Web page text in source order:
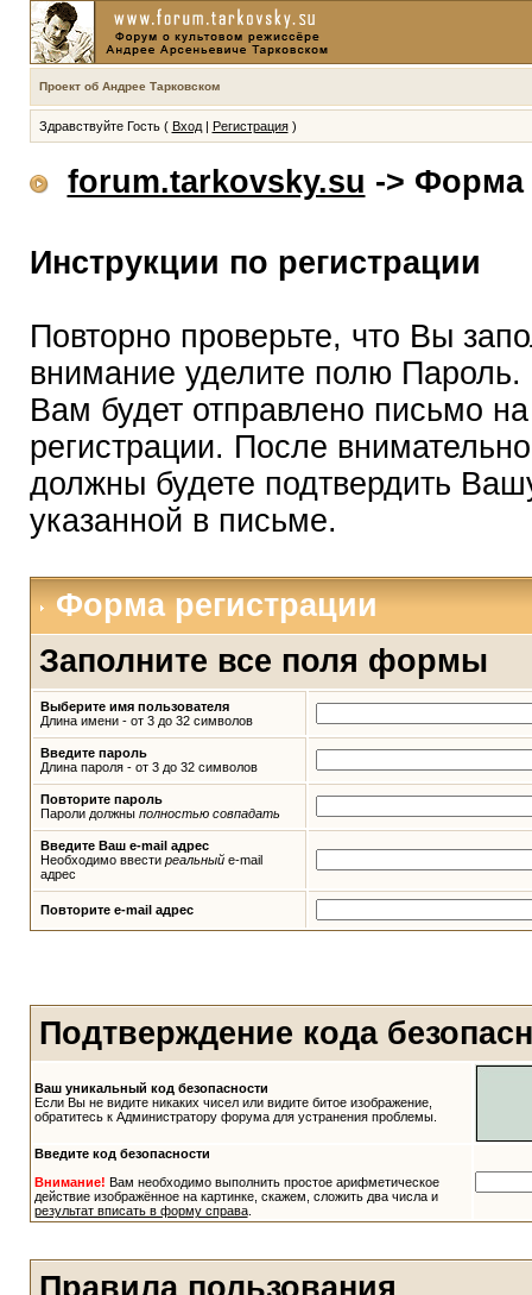
Проект об Андрее Тарковском
Здравствуйте Гость ( Вход| Регистрация)
forum.tarkovsky.su -> Форма
Инструкции по регистрации
Повторно проверьте, что Вы
внимание уделите полю Пароль.
Вам будет отправлено письмо
регистрации. После
должны будете подтвердить
указанной в письме.
Форма регистрации
Заполните все поля формы
Выберите имя пользователя
Длина имени - от 3 до 32 символов
Введите пароль
Длина пароля - от 3 до 32 символов
Повторите пароль
Пароли должны полностью совпадать
Введите Ваш e-mail адрес
Необходимо ввести реальныйe-mail
адрес
Повторите e-mail адрес
Подтверждение кода
Ваш уникальный код безопасности
Если Вы не видите никаких чисел или видите битое изображение,
обратитесь к Администратору форума для устранения проблемы.
Введите код безопасности
Внимание! Вам необходимо выполнить простое арифметическое
действие изображённое на картинке, скажем, сложить два числа и
результат вписать в форму справа.
Правила пользования